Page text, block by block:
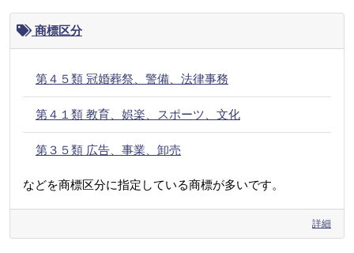
商標区分
第４５類 冠婚葬祭、警備、法律事務
第４１類 教育、娯楽、スポーツ、文化
第３５類 広告、事業、卸売
などを商標区分に指定している商標が多いです。
詳細